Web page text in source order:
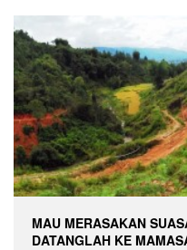
MAU MERASAKAN
DATANGLAH KE